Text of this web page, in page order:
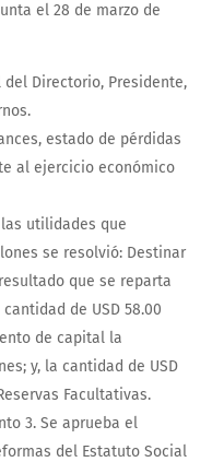
el 28 de marzo de
Directorio, Presidente,
estado de pérdidas
al ejercicio económico
utilidades que
se resolvió: Destinar
que se reparta
de USD 58.00
de capital la
y, la cantidad de USD
Facultativas.
3. Se aprueba el
del Estatuto Social